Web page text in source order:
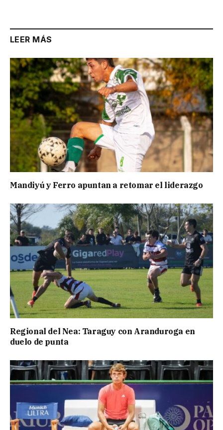
LEER MÁS
Mandiyú y Ferro apuntan a retomar el liderazgo
Regional del Nea: Taraguy con Aranduroga en
duelo de punta